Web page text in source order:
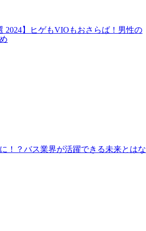
2024】ヒゲもVIOもおさらば！男性の
！？バス業界が活躍できる未来とはな